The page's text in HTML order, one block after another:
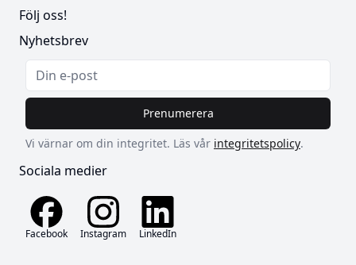
Följ oss!
Nyhetsbrev
Prenumerera
Vi värnar om din integritet. Läs vår integritetspolicy.
Sociala medier
Facebook Instagram LinkedIn